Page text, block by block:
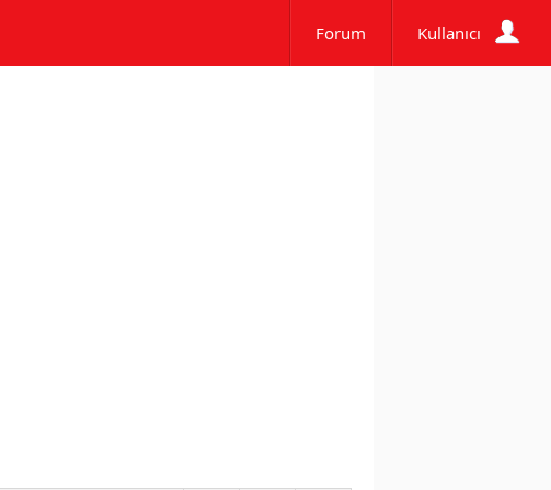
Forum Kullanıcı